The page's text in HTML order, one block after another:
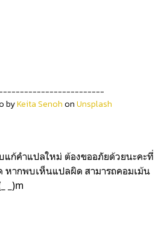
byKeita SenohonUnsplash
แก้คำแปลใหม่ ต้องขออภัยด้วยนะคะที่
ากพบเห็นแปลผิด สามารถคอมเม้น
_)m